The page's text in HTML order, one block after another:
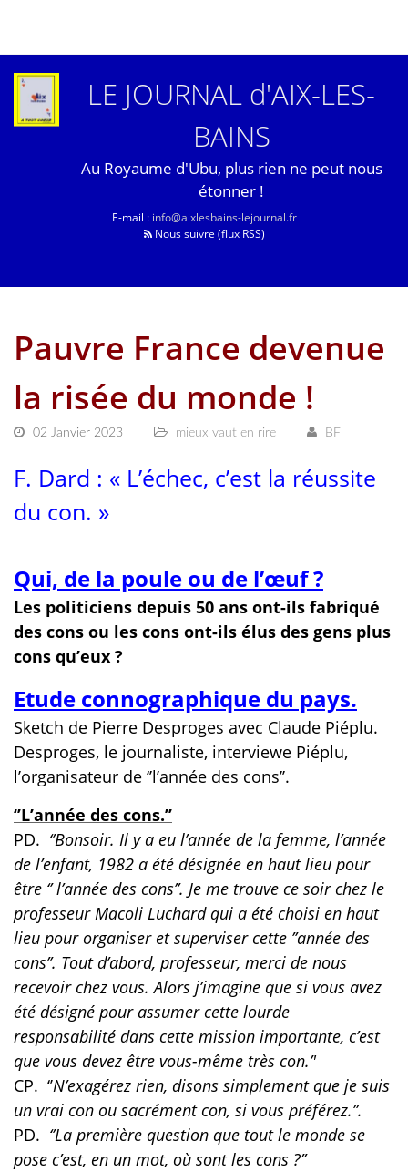
LE JOURNAL d'AIX-LES-
BAINS
Au Royaume d'Ubu, plus rien ne peut nous
étonner !
E-mail : info@aixlesbains-lejournal.fr
Nous suivre (flux RSS)
Pauvre France devenue
la risée du monde !
02 Janvier 2023 mieux vaut en rire BF
F. Dard : « L’échec, c’est la réussite
du con. »
Qui, de la poule ou de l’œuf ?
Les politiciens depuis 50 ans ont-ils fabriqué
des cons ou les cons ont-ils élus des gens plus
cons qu’eux ?
Etude connographique du pays.
Sketch de Pierre Desproges avec Claude Piéplu.
Desproges, le journaliste, interviewe Piéplu,
l’organisateur de ‘’l’année des cons’’.
‘’L’année des cons.’’
PD. ‘’Bonsoir. Il y a eu l’année de la femme, l’année
de l’enfant, 1982 a été désignée en haut lieu pour
être ‘’ l’année des cons’’. Je me trouve ce soir chez le
professeur Macoli Luchard qui a été choisi en haut
lieu pour organiser et superviser cette ’’année des
cons’’. Tout d’abord, professeur, merci de nous
recevoir chez vous. Alors j’imagine que si vous avez
été désigné pour assumer cette lourde
responsabilité dans cette mission importante, c’est
que vous devez être vous-même très con.’'
CP. ‘’N’exagérez rien, disons simplement que je suis
un vrai con ou sacrément con, si vous préférez.’’.
PD. ‘’La première question que tout le monde se
pose c’est, en un mot, où sont les cons ?’’